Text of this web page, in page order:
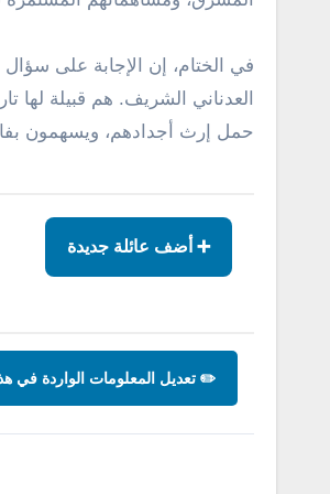
في الختام، إن الإجابة على
العدناني الشريف. هم قبيلة لها
حمل إرث أجدادهم، ويسهمون
➕ أضف عائلة جديدة
✏️ تعديل المعلومات الواردة في